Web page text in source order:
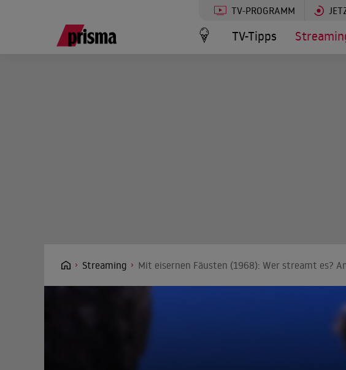
TV-PROGRAMM
TV-Tipps
Streaming Mit eisernen Fäusten (1968): Wer streamt es?